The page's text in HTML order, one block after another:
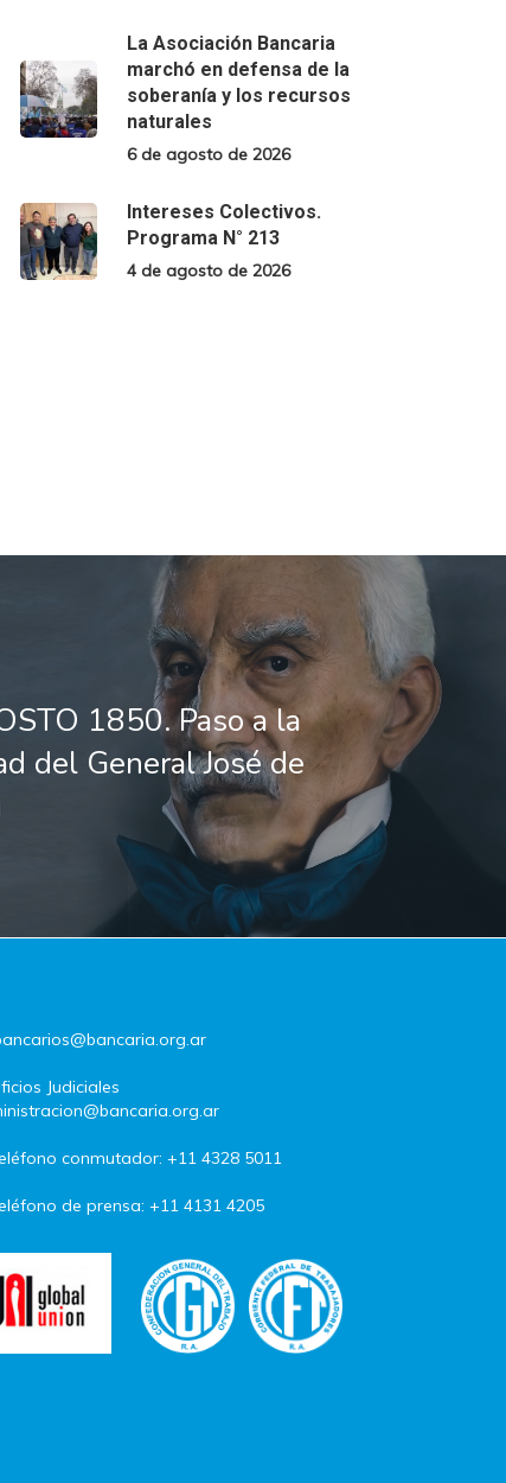
La Asociación Bancaria
marchó en defensa de la
soberanía y los recursos
naturales
6 de agosto de 2026
Intereses Colectivos.
Programa N° 213
4 de agosto de 2026
1850. Paso a la
del General José de
Judiciales
conmutador: +11 4328 5011
de prensa: +11 4131 4205